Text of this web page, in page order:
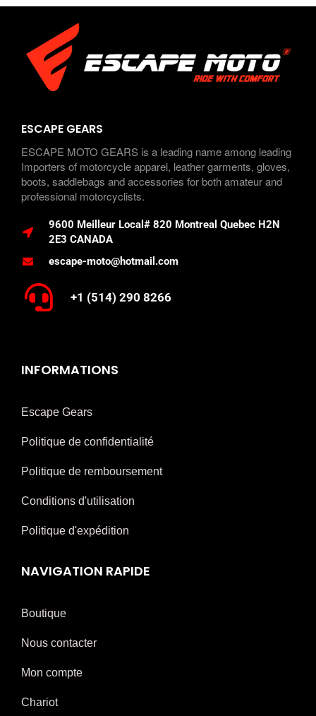
ESCAPE GEARS
ESCAPE MOTO GEARS is a leading name among leading
Importers of motorcycle apparel, leather garments, gloves,
boots, saddlebags and accessories for both amateur and
professional motorcyclists.
9600 Meilleur Local# 820 Montreal Quebec H2N
2E3 CANADA
escape-moto@hotmail.com
+1 (514) 290 8266
INFORMATIONS
Escape Gears
Politique de confidentialité
Politique de remboursement
Conditions d'utilisation
Politique d'expédition
NAVIGATION RAPIDE
Boutique
Nous contacter
Mon compte
Chariot